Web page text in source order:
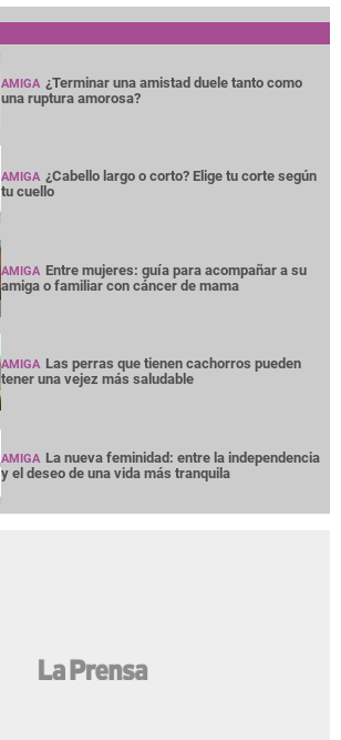
AMIGA ¿Terminar una amistad duele tanto como
una ruptura amorosa?
AMIGA ¿Cabello largo o corto? Elige tu corte según
tu cuello
AMIGA Entre mujeres: guía para acompañar a su
amiga o familiar con cáncer de mama
AMIGA Las perras que tienen cachorros pueden
tener una vejez más saludable
AMIGA La nueva feminidad: entre la independencia
y el deseo de una vida más tranquila